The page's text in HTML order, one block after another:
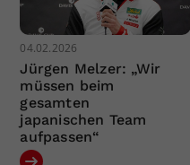
04.02.2026
Jürgen Melzer: „Wir
müssen beim
gesamten
japanischen Team
aufpassen“